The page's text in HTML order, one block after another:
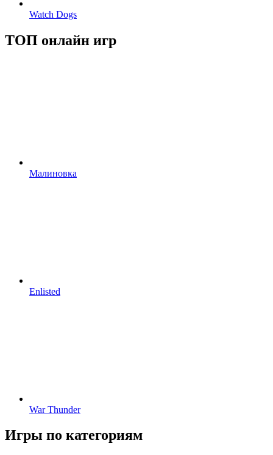
Watch Dogs
ТОП онлайн игр
Малиновка
Enlisted
War Thunder
Игры по категориям